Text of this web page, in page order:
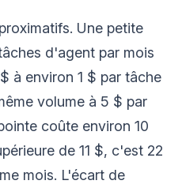
Une petite
d'agent par mois
à environ 1 $ par tâche
volume à 5 $ par
coûte environ 10
de 11 $, c'est 22
mois. L'écart de